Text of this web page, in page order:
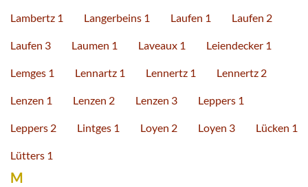
Lambertz 1 Langerbeins 1 Laufen 1 Laufen 2
Laufen 3 Laumen 1 Laveaux 1 Leiendecker 1
Lemges 1 Lennartz 1 Lennertz 1 Lennertz 2
Lenzen 1 Lenzen 2 Lenzen 3 Leppers 1
Leppers 2 Lintges 1 Loyen 2 Loyen 3 Lücken 1
Lütters 1
M